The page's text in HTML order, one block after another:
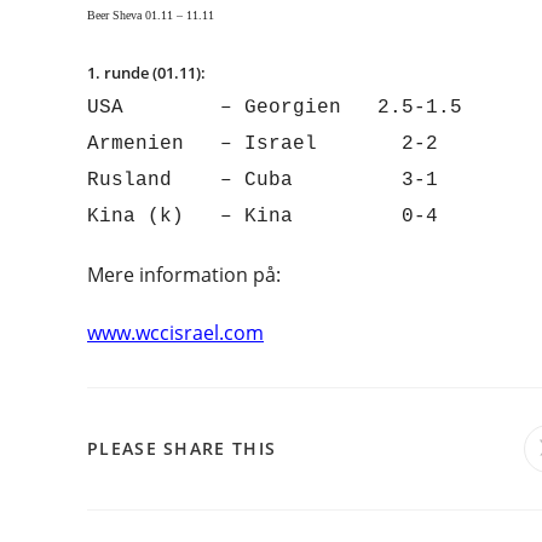
Beer Sheva 01.11 – 11.11
1. runde (01.11):
USA – Georgien 2.5-1.5
Armenien – Israel 2-2
Rusland – Cuba 3-1
Kina (k) – Kina 0-4
Mere information på:
www.wccisrael.com
PLEASE SHARE THIS